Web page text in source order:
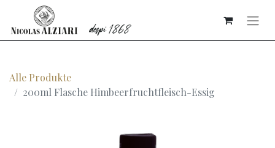
Alle Produkte
200ml Flasche Himbeerfruchtfleisch-Essig